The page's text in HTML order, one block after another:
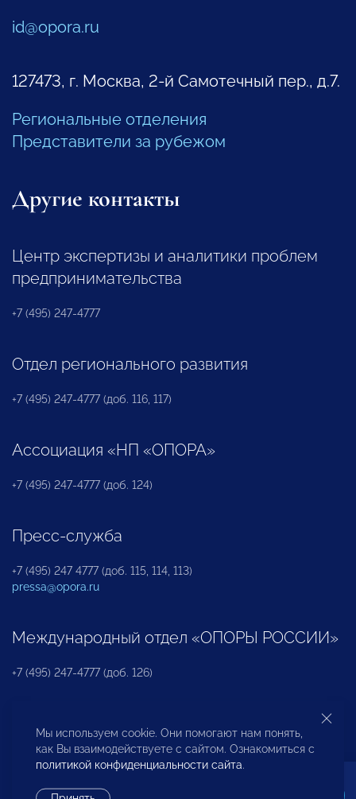
id@opora.ru
127473, г. Москва, 2-й Самотечный пер., д.7.
Региональные отделения
Представители за рубежом
Другие контакты
Центр экспертизы и аналитики проблем
предпринимательства
+7 (495) 247-4777
Отдел регионального развития
+7 (495) 247-4777 (доб. 116, 117)
Ассоциация «НП «ОПОРА»
+7 (495) 247-4777 (доб. 124)
Пресс-служба
+7 (495) 247 4777 (доб. 115, 114, 113)
pressa@opora.ru
Международный отдел «ОПОРЫ РОССИИ»
+7 (495) 247-4777 (доб. 126)
Бюро по защите прав предпринимателей и
инвесторов
Мы используем cookie. Они помогают нам понять,
как Вы взаимодействуете с сайтом. Ознакомиться с
политикой конфиденциальности сайта.